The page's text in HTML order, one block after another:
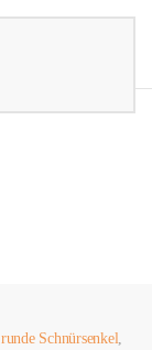
runde Schnürsenkel,